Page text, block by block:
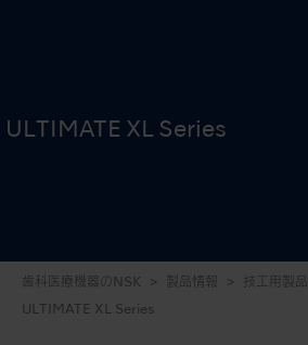
ULTIMATE XL Series
歯科医療機器のNSK 製品情報 技工用製品
ULTIMATE XL Series